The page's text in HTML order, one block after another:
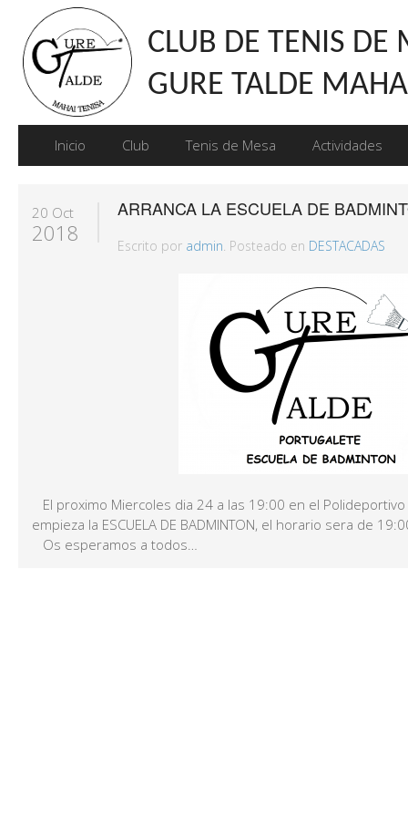
CLUB DE TENIS DE
GURE TALDE
Inicio Club Tenis de Mesa Actividades
20 Oct
2018
ARRANCA LA ESCUELA DE
Escrito por admin. Posteado en DESTACADAS
El proximo Miercoles dia 24 a las 19:00 en el
empieza la ESCUELA DE BADMINTON, el horario sera de
Os esperamos a todos…